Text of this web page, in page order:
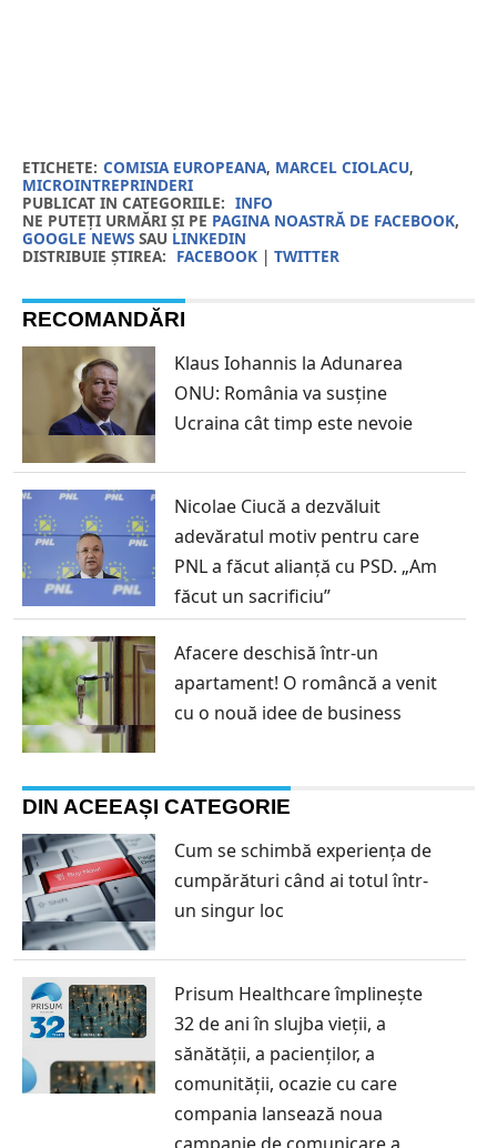
ETICHETE: COMISIA EUROPEANA, MARCEL CIOLACU,
MICROINTREPRINDERI
PUBLICAT IN CATEGORIILE: INFO
NE PUTEȚI URMĂRI ȘI PE PAGINA NOASTRĂ DE FACEBOOK,
GOOGLE NEWSSAU LINKEDIN
DISTRIBUIE ȘTIREA: FACEBOOK| TWITTER
RECOMANDĂRI
Klaus Iohannis la Adunarea
ONU: România va susține
Ucraina cât timp este nevoie
Nicolae Ciucă a dezvăluit
adevăratul motiv pentru care
PNL a făcut alianță cu PSD. „Am
făcut un sacrificiu”
Afacere deschisă într-un
apartament! O româncă a venit
cu o nouă idee de business
DIN ACEEAȘI CATEGORIE
Cum se schimbă experiența de
cumpărături când ai totul într-
un singur loc
Prisum Healthcare împlinește
32 de ani în slujba vieții, a
sănătății, a pacienților, a
comunității, ocazie cu care
compania lansează noua